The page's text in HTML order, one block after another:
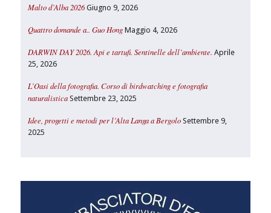
Malto d’Alba 2026 Giugno 9, 2026
Quattro domande a.. Guo Hong Maggio 4, 2026
DARWIN DAY 2026. Api e tartufi. Sentinelle dell’ambiente. Aprile
25, 2026
L’Oasi della fotografia. Corso di birdwatching e fotografia
naturalistica Settembre 23, 2025
Idee, progetti e metodi per l’Alta Langa a Bergolo Settembre 9,
2025